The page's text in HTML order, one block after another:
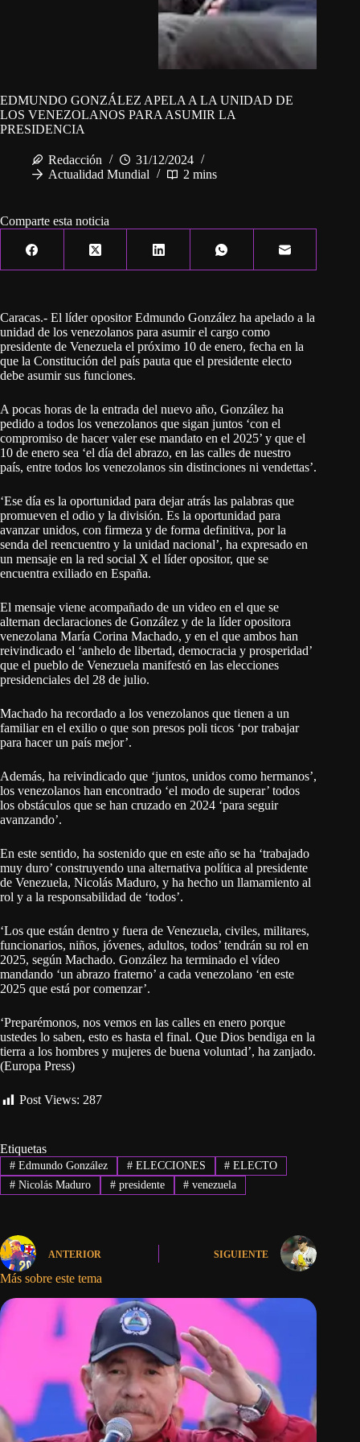
EDMUNDO GONZÁLEZ APELA A LA UNIDAD DE
LOS VENEZOLANOS PARA ASUMIR LA
PRESIDENCIA
Redacción
31/12/2024
Actualidad Mundial
2 mins
Comparte esta noticia
Caracas.- El líder opositor Edmundo González ha apelado a la
unidad de los venezolanos para asumir el cargo como
presidente de Venezuela el próximo 10 de enero, fecha en la
que la Constitución del país pauta que el presidente electo
debe asumir sus funciones.
A pocas horas de la entrada del nuevo año, González ha
pedido a todos los venezolanos que sigan juntos ‘con el
compromiso de hacer valer ese mandato en el 2025’ y que el
10 de enero sea ‘el día del abrazo, en las calles de nuestro
país, entre todos los venezolanos sin distinciones ni vendettas’.
‘Ese día es la oportunidad para dejar atrás las palabras que
promueven el odio y la división. Es la oportunidad para
avanzar unidos, con firmeza y de forma definitiva, por la
senda del reencuentro y la unidad nacional’, ha expresado en
un mensaje en la red social X el líder opositor, que se
encuentra exiliado en España.
El mensaje viene acompañado de un video en el que se
alternan declaraciones de González y de la líder opositora
venezolana María Corina Machado, y en el que ambos han
reivindicado el ‘anhelo de libertad, democracia y prosperidad’
que el pueblo de Venezuela manifestó en las elecciones
presidenciales del 28 de julio.
Machado ha recordado a los venezolanos que tienen a un
familiar en el exilio o que son presos poli ticos ‘por trabajar
para hacer un país mejor’.
Además, ha reivindicado que ‘juntos, unidos como hermanos’,
los venezolanos han encontrado ‘el modo de superar’ todos
los obstáculos que se han cruzado en 2024 ‘para seguir
avanzando’.
En este sentido, ha sostenido que en este año se ha ‘trabajado
muy duro’ construyendo una alternativa política al presidente
de Venezuela, Nicolás Maduro, y ha hecho un llamamiento al
rol y a la responsabilidad de ‘todos’.
‘Los que están dentro y fuera de Venezuela, civiles, militares,
funcionarios, niños, jóvenes, adultos, todos’ tendrán su rol en
2025, según Machado. González ha terminado el vídeo
mandando ‘un abrazo fraterno’ a cada venezolano ‘en este
2025 que está por comenzar’.
‘Preparémonos, nos vemos en las calles en enero porque
ustedes lo saben, esto es hasta el final. Que Dios bendiga en la
tierra a los hombres y mujeres de buena voluntad’, ha zanjado.
(Europa Press)
Post Views: 287
Etiquetas
#Edmundo González #ELECCIONES # ELECTO
#Nicolás Maduro #presidente # venezuela
ANTERIOR SIGUIENTE
Más sobre este tema